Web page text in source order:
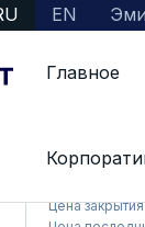
EN
Главное
Цена закрытия :